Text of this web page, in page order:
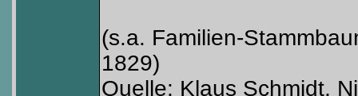
(s.a. Familien-
1829)
Quelle: Klaus Schmidt,